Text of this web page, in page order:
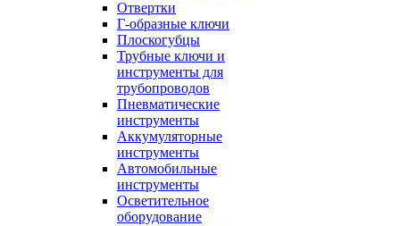
Отвертки
Г-образные ключи
Плоскогубцы
Трубные ключи и
инструменты для
трубопроводов
Пневматические
инструменты
Аккумуляторные
инструменты
Автомобильные
инструменты
Осветительное
оборудование